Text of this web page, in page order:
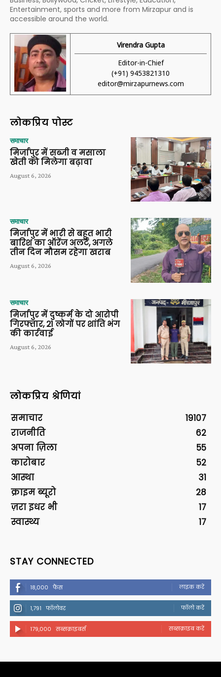
Entertainment, sports and more from Mirzapur and is
accessible around the world.
Virendra Gupta
Editor-in-Chief
(+91) 9453821310
editor@mirzapurnews.com
लोकप्रिय पोस्ट
समाचार
मिर्जापुर में सब्जी व मसाला
खेती को मिलेगा बढ़ावा
August 6, 2026
समाचार
मिर्जापुर में भारी से बहुत भारी
बारिश का ऑरेंज अलर्ट, अगले
तीन दिन मौसम रहेगा खराब
August 6, 2026
समाचार
मिर्जापुर में दुष्कर्म के दो आरोपी
गिरफ्तार, 21 लोगों पर शांति भंग
की कार्रवाई
August 6, 2026
लोकप्रिय श्रेणियां
समाचार
19107
राजनीति
62
अपना ज़िला
55
कारोबार
52
आस्था
31
क्राइम ब्यूरो
28
ज़रा इधर भी
17
स्वास्थ्य
17
STAY CONNECTED
18,000 फैंस लाइक करें
1,791 फॉलोवर फॉलो करें
179,000 सब्सक्राइबर्स सब्सक्राइब करें